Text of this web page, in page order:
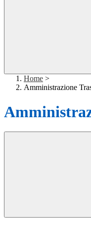
Home >
Amministrazione